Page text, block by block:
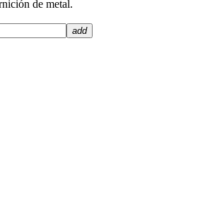
de metal.
add